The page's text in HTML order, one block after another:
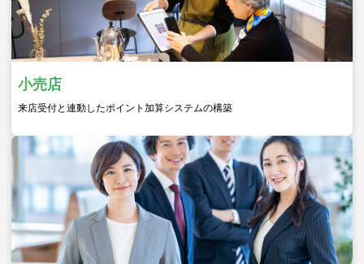
小売店
来店受付と連動したポイント加算システムの構築